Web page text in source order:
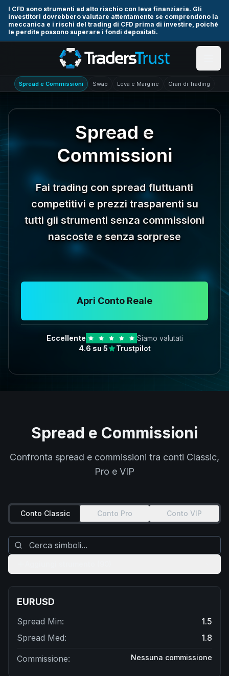
I CFD sono strumenti ad alto rischio con leva finanziaria. Gli
investitori dovrebbero valutare attentamente se comprendono la
meccanica e i rischi del trading di CFD prima di investire, poiché
le perdite possono superare i fondi depositati.
Skip to main content
Spread e Commissioni Swap Leva e Margine Orari di Trading
Spread e
Commissioni
Fai trading con spread fluttuanti
competitivi e prezzi trasparenti su
tutti gli strumenti senza commissioni
nascoste e senza sorprese
Apri Conto Reale
Eccellente
Siamo valutati
4.6 su 5 Trustpilot
Spread e Commissioni
Confronta spread e commissioni tra conti Classic,
Pro e VIP
Conto Classic Conto Pro Conto VIP
EURUSD
Spread Min:
1.5
Spread Med: 1.8
Commissione: Nessuna commissione